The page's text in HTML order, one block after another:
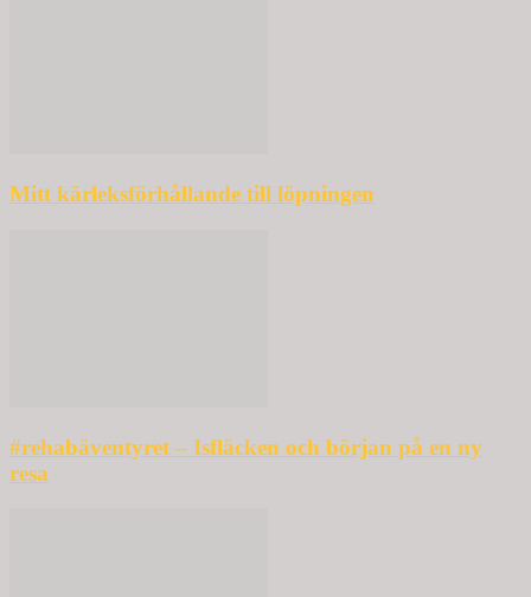
Mitt kärleksförhållande till löpningen
#rehabäventyret – Isfläcken och början på en ny
resa